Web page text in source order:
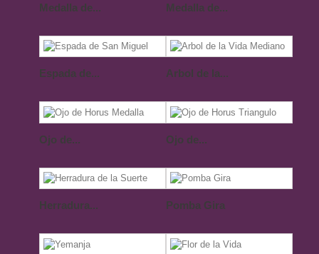
Medalla de... Medalla de...
Espada de... Arbol de la...
Ojo de... Ojo de...
Herradura... Pomba Gira